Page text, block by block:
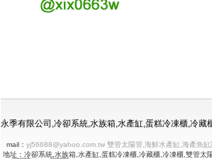
永季有限公司,冷卻系統,水族箱,水產缸,蛋糕冷凍櫃,冷
mail： yj56688@yahoo.com.tw 雙管太陽管,海鮮水產缸,海產魚
地址：冷卻系統,水族箱,水產缸,蛋糕冷凍櫃,冷藏櫃,冷凍櫃,雙管